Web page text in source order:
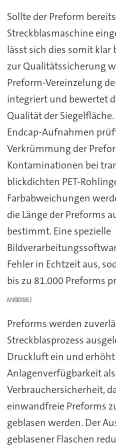
Sollte der Preform
Streckblasmaschine
lässt sich dies somit klar
zur Qualitätssicherung
Preform-Vereinzelung
integriert und bewertet
Qualität der
Endcap-Aufnahmen
Verkrümmung der
Kontaminationen bei
blickdichten PET-
Farbabweichungen
die Länge der Preforms
bestimmt. Eine spezielle
Fehler in Echtzeit aus,
bis zu 81.000 Preforms
ANZEIGE
Preforms werden
Streckblasprozess
Druckluft ein und
Anlagenverfügbarkeit
Verbrauchersicherheit,
einwandfreie Preforms
geblasen werden. Der
geblasener Flaschen